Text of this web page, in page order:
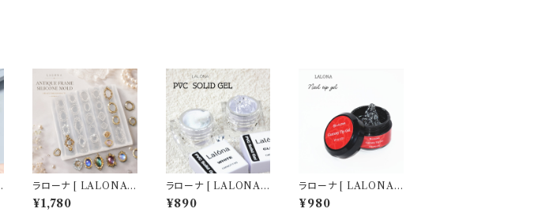
ラローナ [ LALONA ］
ネイルシリコンモールド
( アンティークフレーム
¥1,780
ラローナ [ LALONA ]
New PVCソリッドジェ
ル ( 5g ) デコジェル / 3
¥890
ラローナ [ LALONA ]
グミチップジェル ( 15g
) HEMAフリー/グミジ
¥980